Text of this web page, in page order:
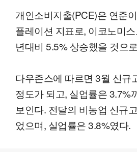
개인소비지출(PCE)은 연준
플레이션 지표로, 이코노미
년대비 5.5% 상승했을 것으
다우존스에 따르면 3월 신규
정도가 되고, 실업률은 3.7%
보인다. 전달의 비농업 신규
었으며, 실업률은 3.8%였다.